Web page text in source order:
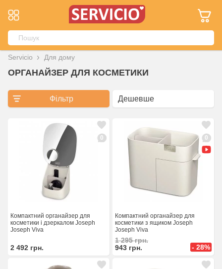
Servicio Для дому
ОРГАНАЙЗЕР ДЛЯ КОСМЕТИКИ
Фільтр
0
Компактний органайзер для
косметики і дзеркалом Joseph
Joseph Viva
2 492 грн.
0
Компактний органайзер для
косметики з ящиком Joseph
Joseph Viva
1 295грн.
943 грн. - 28%